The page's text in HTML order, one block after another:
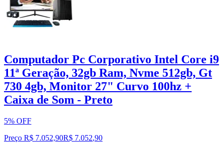
Computador Pc Corporativo Intel Core i9
11ª Geração, 32gb Ram, Nvme 512gb, Gt
730 4gb, Monitor 27" Curvo 100hz +
Caixa de Som - Preto
5% OFF
Preço R$ 7.052,90R$ 7.052,90